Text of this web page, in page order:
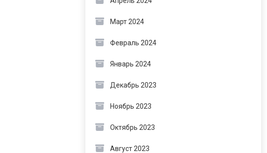
Март 2024
Февраль 2024
Январь 2024
Декабрь 2023
Ноябрь 2023
Октябрь 2023
Август 2023